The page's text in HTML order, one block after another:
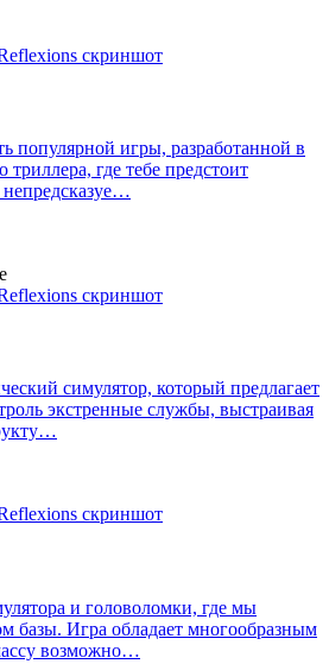
популярной игры, разработанной в
триллера, где тебе предстоит
симулятор, который предлагает
экстренные службы, выстраивая
и головоломки, где мы
базы. Игра обладает многообразным
возможно…